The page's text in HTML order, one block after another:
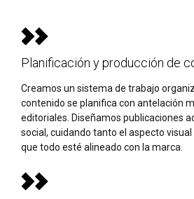
Planificación y producción de
Creamos un sistema de trabajo
contenido se planifica con antelación
editoriales. Diseñamos publicaciones
social, cuidando tanto el aspecto
que todo esté alineado con la marca.